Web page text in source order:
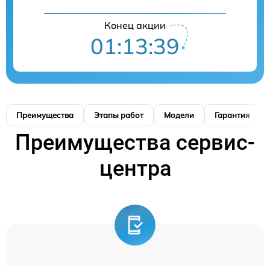
Конец акции
01:13:38
Преимущества Этапы работ Модели Гарантия
Преимущества сервис-
центра